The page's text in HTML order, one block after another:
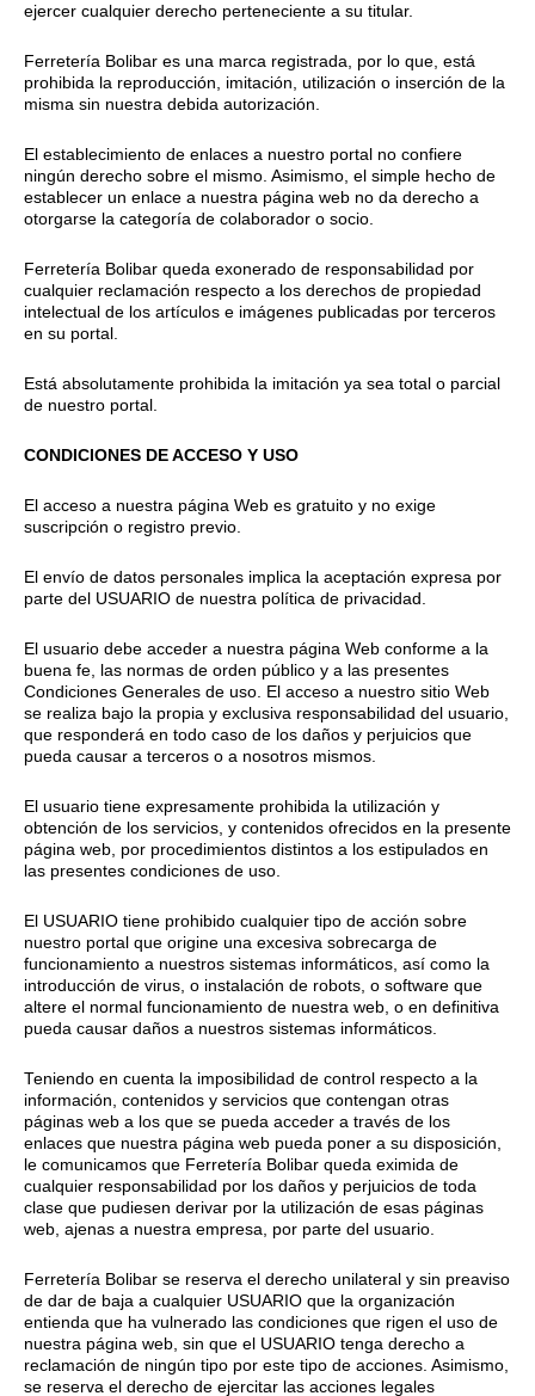
ejercer cualquier derecho perteneciente a su titular.
Ferretería Bolibar es una marca registrada, por lo que, está
prohibida la reproducción, imitación, utilización o inserción de la
misma sin nuestra debida autorización.
El establecimiento de enlaces a nuestro portal no confiere
ningún derecho sobre el mismo. Asimismo, el simple hecho de
establecer un enlace a nuestra página web no da derecho a
otorgarse la categoría de colaborador o socio.
Ferretería Bolibar queda exonerado de responsabilidad por
cualquier reclamación respecto a los derechos de propiedad
intelectual de los artículos e imágenes publicadas por terceros
en su portal.
Está absolutamente prohibida la imitación ya sea total o parcial
de nuestro portal.
CONDICIONES DE ACCESO Y USO
El acceso a nuestra página Web es gratuito y no exige
suscripción o registro previo.
El envío de datos personales implica la aceptación expresa por
parte del USUARIO de nuestra política de privacidad.
El usuario debe acceder a nuestra página Web conforme a la
buena fe, las normas de orden público y a las presentes
Condiciones Generales de uso. El acceso a nuestro sitio Web
se realiza bajo la propia y exclusiva responsabilidad del usuario,
que responderá en todo caso de los daños y perjuicios que
pueda causar a terceros o a nosotros mismos.
El usuario tiene expresamente prohibida la utilización y
obtención de los servicios, y contenidos ofrecidos en la presente
página web, por procedimientos distintos a los estipulados en
las presentes condiciones de uso.
El USUARIO tiene prohibido cualquier tipo de acción sobre
nuestro portal que origine una excesiva sobrecarga de
funcionamiento a nuestros sistemas informáticos, así como la
introducción de virus, o instalación de robots, o software que
altere el normal funcionamiento de nuestra web, o en definitiva
pueda causar daños a nuestros sistemas informáticos.
Teniendo en cuenta la imposibilidad de control respecto a la
información, contenidos y servicios que contengan otras
páginas web a los que se pueda acceder a través de los
enlaces que nuestra página web pueda poner a su disposición,
le comunicamos que Ferretería Bolibar queda eximida de
cualquier responsabilidad por los daños y perjuicios de toda
clase que pudiesen derivar por la utilización de esas páginas
web, ajenas a nuestra empresa, por parte del usuario.
Ferretería Bolibar se reserva el derecho unilateral y sin preaviso
de dar de baja a cualquier USUARIO que la organización
entienda que ha vulnerado las condiciones que rigen el uso de
nuestra página web, sin que el USUARIO tenga derecho a
reclamación de ningún tipo por este tipo de acciones. Asimismo,
se reserva el derecho de ejercitar las acciones legales